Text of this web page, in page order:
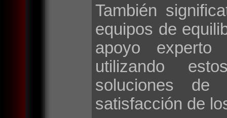
También
equipos de
apoyo experto
utilizando
soluciones de
satisfacción de